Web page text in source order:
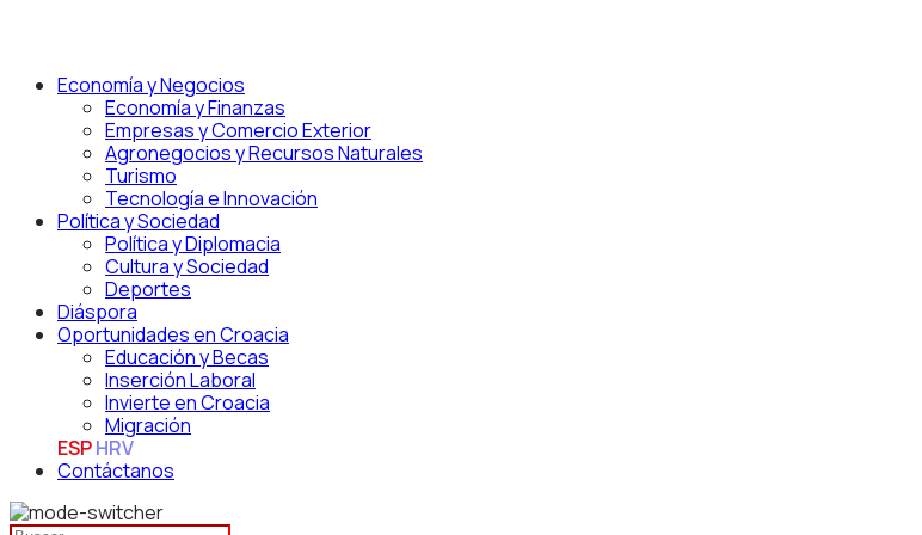
Economía y Negocios
Economía y Finanzas
Empresas y Comercio Exterior
Agronegocios y Recursos Naturales
Turismo
Tecnología e Innovación
Política y Sociedad
Política y Diplomacia
Cultura y Sociedad
Deportes
Diáspora
Oportunidades en Croacia
Educación y Becas
Inserción Laboral
Invierte en Croacia
Migración
ESPHRV
Contáctanos